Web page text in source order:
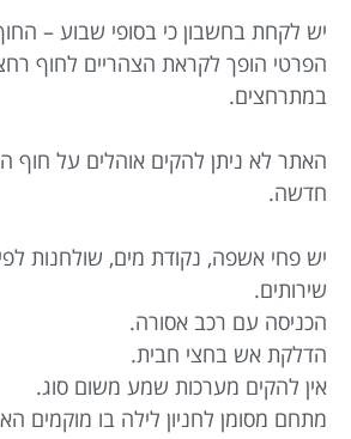
יש לקחת בחשבון כי בסופי שבוע –
הפרטי הופך לקראת הצהריים לחוף
במתרחצים.
האתר לא ניתן להקים אוהלים על חוף
חדשה.
יש פחי אשפה, נקודת מים, שולחנות
שירותים.
הכניסה עם רכב אסורה.
הדלקת אש בחצי חבית.
אין להקים מערכות שמע משום סוג.
מתחם מסומן לחניון לילה בו מוקמים